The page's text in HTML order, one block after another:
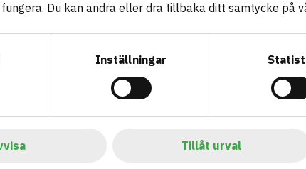
Du kan ändra eller dra tillbaka ditt samtycke på
Inställningar
Tillåt urval